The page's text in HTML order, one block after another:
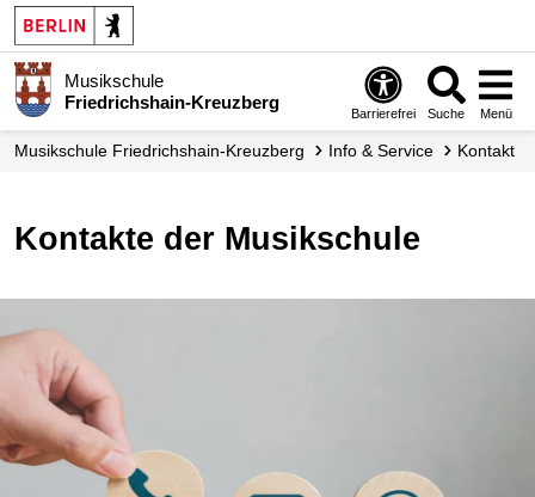
Musikschule
Friedrichshain-Kreuzberg
Barrierefrei Suche Menü
Musikschule Friedrichshain-Kreuzberg Info & Service Kontakt
Kontakte der Musikschule